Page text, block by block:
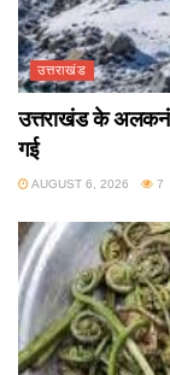
उत्तराखंड
उत्तराखंड के
गई
AUGUST 6, 2026 7